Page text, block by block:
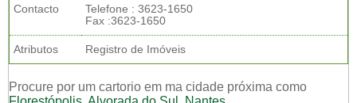
Contacto
Telefone : 3623-1650
Fax :3623-1650
Atributos Registro de Imóveis
Procure por um cartorio em ma cidade próxima como